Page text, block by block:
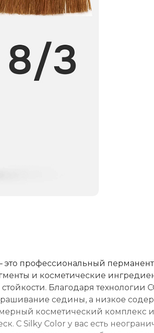
это профессиональный
и косметические
Благодаря технологии
седины, а низкое
косметический комплекс
С Silky Color у вас есть